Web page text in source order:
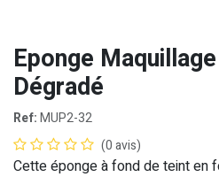
Eponge
Dégradé
Ref:MUP2-32
(0 avis)
Cette éponge à fond de teint en